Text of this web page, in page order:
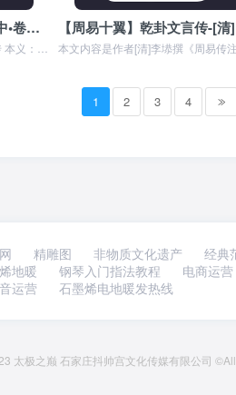
[清]李光地《御纂周易折中•卷第十六》【周易十翼】乾卦文言传
1 2 3 4
精雕图 非物质文化遗产 经典
地暖 钢琴入门指法教程 电商运营
运营 石墨烯电地暖发热线
太极之巅 石家庄抖帅宫文化传媒有限公司